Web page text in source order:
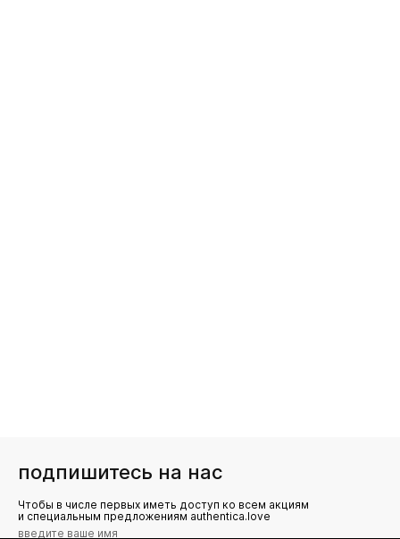
подпишитесь на нас
Чтобы в числе первых иметь доступ ко всем акциям
и специальным предложениям authentica.love